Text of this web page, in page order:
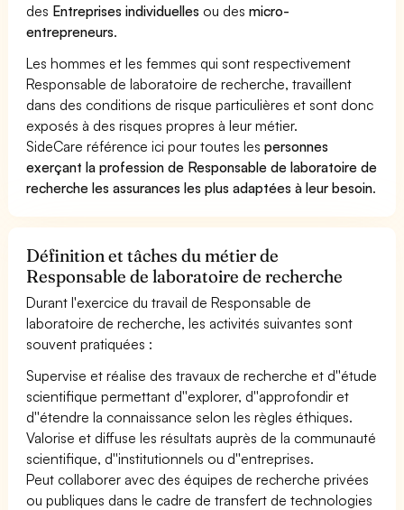
des Entreprises individuelles ou desmicro-
entrepreneurs.
Les hommes et les femmes qui sont respectivement
Responsable de laboratoire de recherche, travaillent
dans des conditions de risque particulières et sont donc
exposés à des risques propres à leur métier.
SideCare référence ici pour toutes lespersonnes
exerçant la profession de Responsable de laboratoire de
recherche les assurances les plus adaptées à leur besoin.
Définition et tâches du métier de
Responsable de laboratoire de recherche
Durant l'exercice du travail de Responsable de
laboratoire de recherche, les activités suivantes sont
souvent pratiquées :
Supervise et réalise des travaux de recherche et d''étude
scientifique permettant d''explorer, d''approfondir et
d''étendre la connaissance selon les règles éthiques.
Valorise et diffuse les résultats auprès de la communauté
scientifique, d''institutionnels ou d''entreprises.
Peut collaborer avec des équipes de recherche privées
ou publiques dans le cadre de transfert de technologies